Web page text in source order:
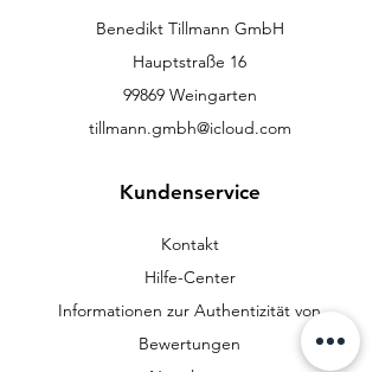
Benedikt Tillmann GmbH
Hauptstraße 16
99869 Weingarten
tillmann.gmbh@icloud.com
Kundenservice
Kontakt
Hilfe-Center
Informationen zur Authentizität von
Bewertungen